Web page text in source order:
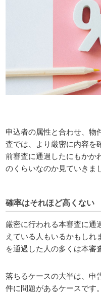
申込者の属性と合わせ、物
査では、より厳密に内容を
前審査に通過したにもかか
のくらいなのか見ていきま
確率はそれほど高くない
厳密に行われる本審査に通
えている人もいるかもしれ
を通過した人の多くは本審
落ちるケースの大半は、申
件に問題があるケースです